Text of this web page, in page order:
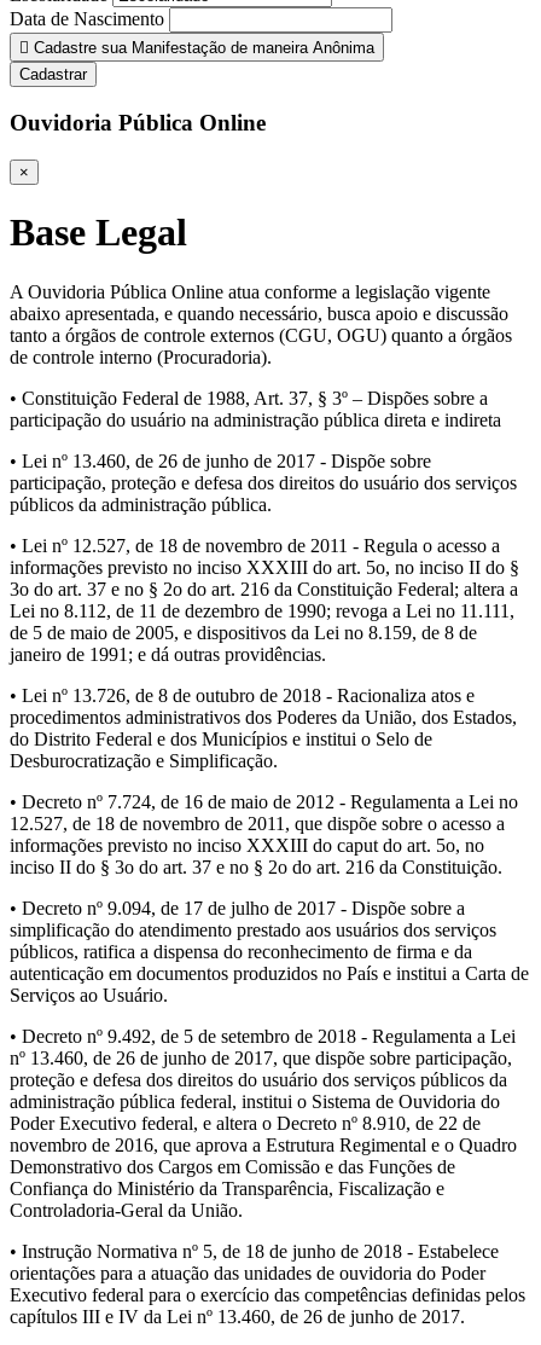
Data de Nascimento
Cadastre sua Manifestação de maneira Anônima
Cadastrar
Ouvidoria Pública Online
×
Base Legal
A Ouvidoria Pública Online atua conforme a legislação vigente
abaixo apresentada, e quando necessário, busca apoio e discussão
tanto a órgãos de controle externos (CGU, OGU) quanto a órgãos
de controle interno (Procuradoria).
• Constituição Federal de 1988, Art. 37, § 3º – Dispões sobre a
participação do usuário na administração pública direta e indireta
• Lei nº 13.460, de 26 de junho de 2017 - Dispõe sobre
participação, proteção e defesa dos direitos do usuário dos serviços
públicos da administração pública.
• Lei nº 12.527, de 18 de novembro de 2011 - Regula o acesso a
informações previsto no inciso XXXIII do art. 5o, no inciso II do §
3o do art. 37 e no § 2o do art. 216 da Constituição Federal; altera a
Lei no 8.112, de 11 de dezembro de 1990; revoga a Lei no 11.111,
de 5 de maio de 2005, e dispositivos da Lei no 8.159, de 8 de
janeiro de 1991; e dá outras providências.
• Lei nº 13.726, de 8 de outubro de 2018 - Racionaliza atos e
procedimentos administrativos dos Poderes da União, dos Estados,
do Distrito Federal e dos Municípios e institui o Selo de
Desburocratização e Simplificação.
• Decreto nº 7.724, de 16 de maio de 2012 - Regulamenta a Lei no
12.527, de 18 de novembro de 2011, que dispõe sobre o acesso a
informações previsto no inciso XXXIII do caput do art. 5o, no
inciso II do § 3o do art. 37 e no § 2o do art. 216 da Constituição.
• Decreto nº 9.094, de 17 de julho de 2017 - Dispõe sobre a
simplificação do atendimento prestado aos usuários dos serviços
públicos, ratifica a dispensa do reconhecimento de firma e da
autenticação em documentos produzidos no País e institui a Carta de
Serviços ao Usuário.
• Decreto nº 9.492, de 5 de setembro de 2018 - Regulamenta a Lei
nº 13.460, de 26 de junho de 2017, que dispõe sobre participação,
proteção e defesa dos direitos do usuário dos serviços públicos da
administração pública federal, institui o Sistema de Ouvidoria do
Poder Executivo federal, e altera o Decreto nº 8.910, de 22 de
novembro de 2016, que aprova a Estrutura Regimental e o Quadro
Demonstrativo dos Cargos em Comissão e das Funções de
Confiança do Ministério da Transparência, Fiscalização e
Controladoria-Geral da União.
• Instrução Normativa nº 5, de 18 de junho de 2018 - Estabelece
orientações para a atuação das unidades de ouvidoria do Poder
Executivo federal para o exercício das competências definidas pelos
capítulos III e IV da Lei nº 13.460, de 26 de junho de 2017.